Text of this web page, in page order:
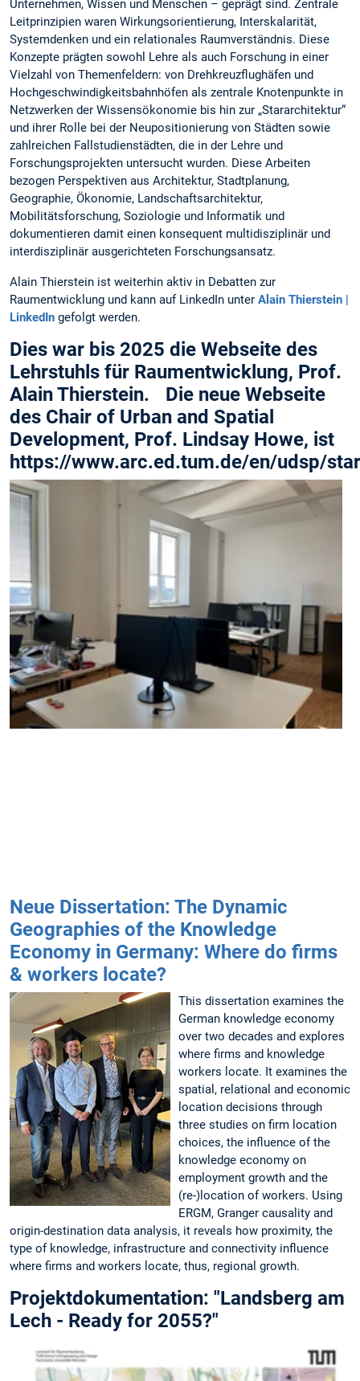
Unternehmen, Wissen und Menschen – geprägt sind. Zentrale
Leitprinzipien waren Wirkungsorientierung, Interskalarität,
Systemdenken und ein relationales Raumverständnis. Diese
Konzepte prägten sowohl Lehre als auch Forschung in einer
Vielzahl von Themenfeldern: von Drehkreuzflughäfen und
Hochgeschwindigkeitsbahnhöfen als zentrale Knotenpunkte in
Netzwerken der Wissensökonomie bis hin zur „Stararchitektur“
und ihrer Rolle bei der Neupositionierung von Städten sowie
zahlreichen Fallstudienstädten, die in der Lehre und
Forschungsprojekten untersucht wurden. Diese Arbeiten
bezogen Perspektiven aus Architektur, Stadtplanung,
Geographie, Ökonomie, Landschaftsarchitektur,
Mobilitätsforschung, Soziologie und Informatik und
dokumentieren damit einen konsequent multidisziplinär und
interdisziplinär ausgerichteten Forschungsansatz.
Alain Thierstein ist weiterhin aktiv in Debatten zur
Raumentwicklung und kann auf LinkedIn unter Alain Thierstein |
LinkedIn gefolgt werden.
Dies war bis 2025 die Webseite des
Lehrstuhls für Raumentwicklung, Prof.
Alain Thierstein. Die neue Webseite
des Chair of Urban and Spatial
Development, Prof. Lindsay Howe, ist
https://www.arc.ed.tum.de/en/udsp/
Neue Dissertation: The Dynamic
Geographies of the Knowledge
Economy in Germany: Where do firms
& workers locate?
This dissertation examines the
German knowledge economy
over two decades and explores
where firms and knowledge
workers locate. It examines the
spatial, relational and economic
location decisions through
three studies on firm location
choices, the influence of the
knowledge economy on
employment growth and the
(re-)location of workers. Using
ERGM, Granger causality and
origin-destination data analysis, it reveals how proximity, the
type of knowledge, infrastructure and connectivity influence
where firms and workers locate, thus, regional growth.
Projektdokumentation: "Landsberg am
Lech - Ready for 2055?"